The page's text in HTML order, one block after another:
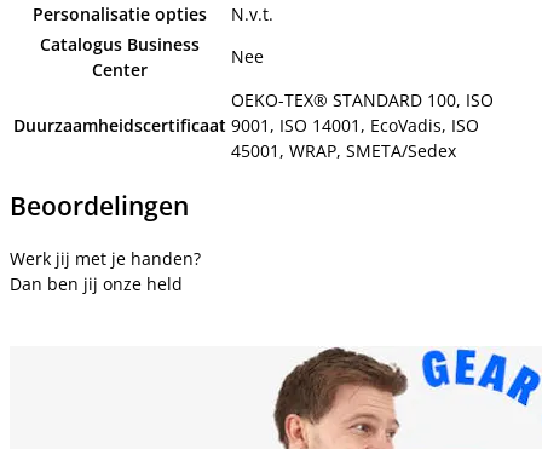
Personalisatie opties
N.v.t.
Catalogus Business
Center
Nee
Duurzaamheidscertificaat
OEKO-TEX® STANDARD 100, ISO
9001, ISO 14001, EcoVadis, ISO
45001, WRAP, SMETA/Sedex
Beoordelingen
Werk jij met je handen?
Dan ben jij onze held